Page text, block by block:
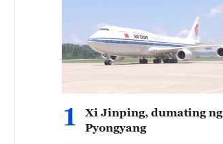
1
Xi Jinping, dumating ng
Pyongyang